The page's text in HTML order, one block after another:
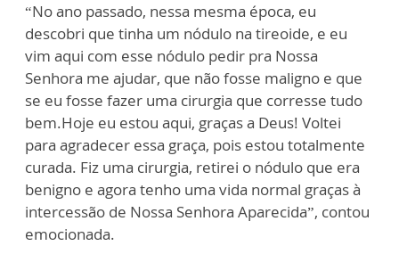
“No ano passado, nessa mesma época, eu
descobri que tinha um nódulo na tireoide, e eu
vim aqui com esse nódulo pedir pra Nossa
Senhora me ajudar, que não fosse maligno e que
se eu fosse fazer uma cirurgia que corresse tudo
bem.Hoje eu estou aqui, graças a Deus! Voltei
para agradecer essa graça, pois estou totalmente
curada. Fiz uma cirurgia, retirei o nódulo que era
benigno e agora tenho uma vida normal graças à
intercessão de Nossa Senhora Aparecida”, contou
emocionada.